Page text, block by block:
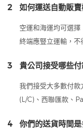
2 如何運送自動販賣
空運和海運均可選
終端應豎立運輸，不
3 貴公司接受哪些付
我們接受大多數付
(L/C)、西聯匯款、
4 你們的送貨時間是